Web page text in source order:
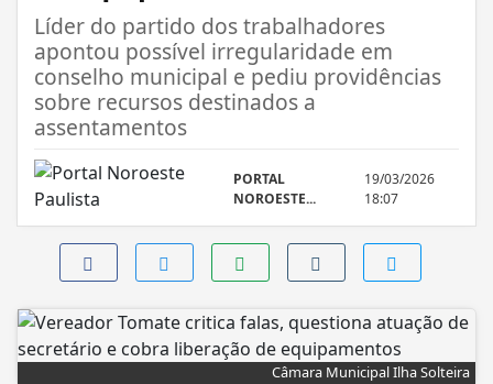
Líder do partido dos trabalhadores
apontou possível irregularidade em
conselho municipal e pediu providências
sobre recursos destinados a
assentamentos
PORTAL
NOROESTE...
19/03/2026
18:07
Câmara Municipal Ilha Solteira